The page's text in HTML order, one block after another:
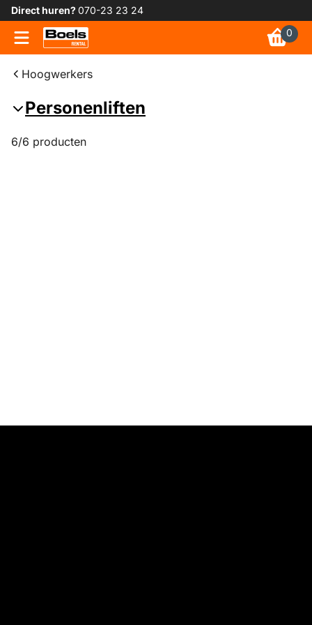
Direct huren?070-23 23 24
0
Hoogwerkers
Personenliften
6/6 producten